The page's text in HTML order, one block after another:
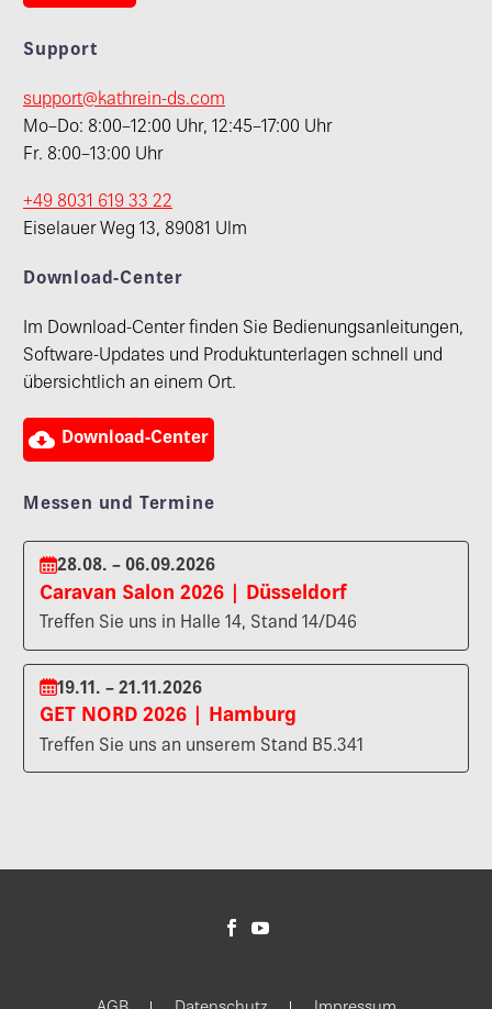
Support
support@kathrein-ds.com
Mo–Do: 8:00–12:00 Uhr, 12:45–17:00 Uhr
Fr. 8:00–13:00 Uhr
+49 8031 619 33 22
Eiselauer Weg 13, 89081 Ulm
Download-Center
Im Download-Center finden Sie Bedienungsanleitungen,
Software-Updates und Produktunterlagen schnell und
übersichtlich an einem Ort.
 Download-Center
Messen und Termine
28.08. – 06.09.2026
Caravan Salon 2026 | Düsseldorf
Treffen Sie uns in Halle 14, Stand 14/D46
19.11. – 21.11.2026
GET NORD 2026 | Hamburg
Treffen Sie uns an unserem Stand B5.341